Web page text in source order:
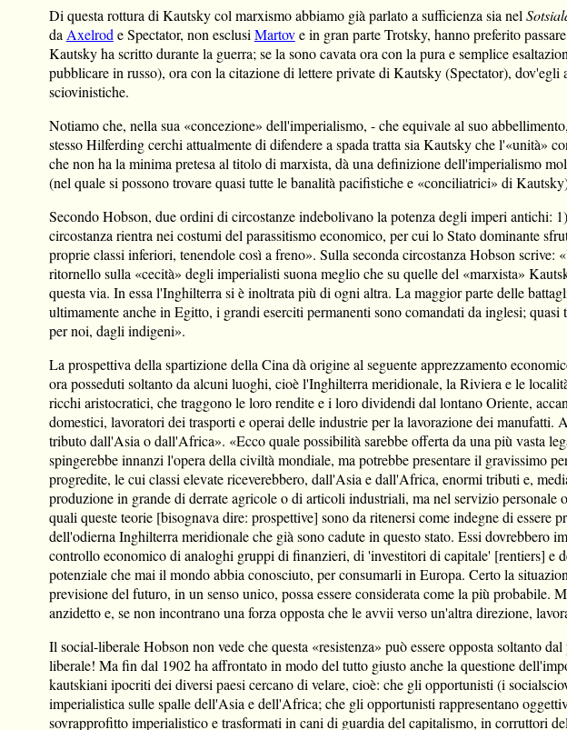
Di questa rottura di Kautsky col marxismo abbiamo già parlato a sufficienza sia nel
da Axelrod e Spectator, non esclusi Martove in gran parte Trotsky, hanno preferito
Kautsky ha scritto durante la guerra; se la sono cavata ora con la pura e semplice
pubblicare in russo), ora con la citazione di lettere private di Kautsky (Spectator),
sciovinistiche.
Notiamo che, nella sua «concezione» dell'imperialismo, - che equivale al suo
stesso Hilferding cerchi attualmente di difendere a spada tratta sia Kautsky che l'«unità»
che non ha la minima pretesa al titolo di marxista, dà una definizione dell'imperialismo
(nel quale si possono trovare quasi tutte le banalità pacifistiche e «conciliatrici» di
Secondo Hobson, due ordini di circostanze indebolivano la potenza degli imperi antichi:
circostanza rientra nei costumi del parassitismo economico, per cui lo Stato dominante
proprie classi inferiori, tenendole così a freno». Sulla seconda circostanza Hobson
ritornello sulla «cecità» degli imperialisti suona meglio che su quelle del «marxista»
questa via. In essa l'Inghilterra si è inoltrata più di ogni altra. La maggior parte delle
ultimamente anche in Egitto, i grandi eserciti permanenti sono comandati da inglesi;
per noi, dagli indigeni».
La prospettiva della spartizione della Cina dà origine al seguente apprezzamento
ora posseduti soltanto da alcuni luoghi, cioè l'Inghilterra meridionale, la Riviera e le
ricchi aristocratici, che traggono le loro rendite e i loro dividendi dal lontano Oriente,
domestici, lavoratori dei trasporti e operai delle industrie per la lavorazione dei
tributo dall'Asia o dall'Africa». «Ecco quale possibilità sarebbe offerta da una più vasta
spingerebbe innanzi l'opera della civiltà mondiale, ma potrebbe presentare il gravissimo
progredite, le cui classi elevate riceverebbero, dall'Asia e dall'Africa, enormi tributi e,
produzione in grande di derrate agricole o di articoli industriali, ma nel servizio
quali queste teorie [bisognava dire: prospettive] sono da ritenersi come indegne di
dell'odierna Inghilterra meridionale che già sono cadute in questo stato. Essi dovrebbero
controllo economico di analoghi gruppi di finanzieri, di 'investitori di capitale' [rentiers]
potenziale che mai il mondo abbia conosciuto, per consumarli in Europa. Certo la
previsione del futuro, in un senso unico, possa essere considerata come la più
anzidetto e, se non incontrano una forza opposta che le avvii verso un'altra direzione,
Il social-liberale Hobson non vede che questa «resistenza» può essere opposta soltanto
liberale! Ma fin dal 1902 ha affrontato in modo del tutto giusto anche la questione
kautskiani ipocriti dei diversi paesi cercano di velare, cioè: che gli opportunisti (i
imperialistica sulle spalle dell'Asia e dell'Africa; che gli opportunisti rappresentano
sovrapprofitto imperialistico e trasformati in cani di guardia del capitalismo, in corruttori